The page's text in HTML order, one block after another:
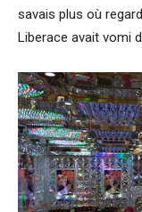
savais plus où
Liberace avait vomi